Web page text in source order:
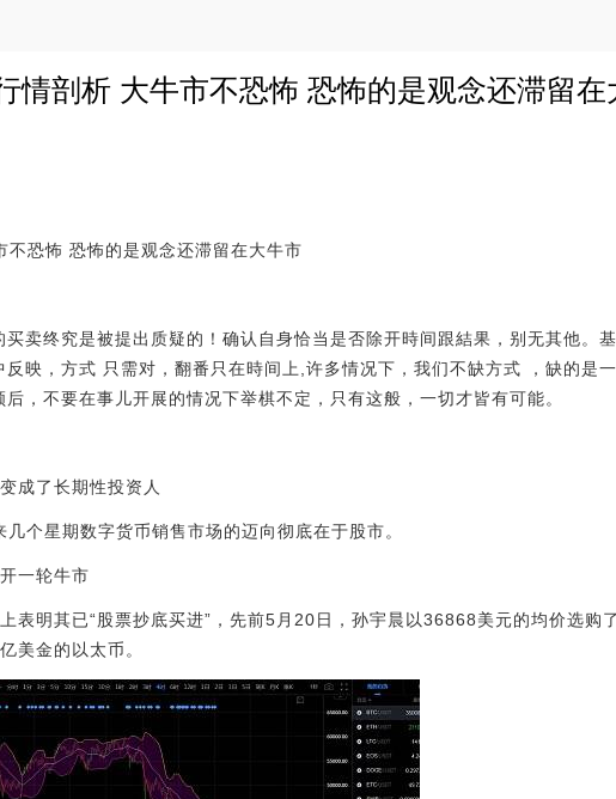
情剖析 大牛市不恐怖 恐怖的是观念还滞留在
恐怖 恐怖的是观念还滞留在大牛市
卖终究是被提出质疑的！确认自身恰当是否除开時间跟結果，别无其他。
映，方式 只需对，翻番只在時间上,许多情况下，我们不缺方式 ，缺的是
，不要在事儿开展的情况下举棋不定，只有这般，一切才皆有可能。
成了长期性投资人
个星期数字货币销售市场的迈向彻底在于股市。
一轮牛市
表明其已“股票抄底买进”，先前5月20日，孙宇晨以36868美元的均价选购
美金的以太币。